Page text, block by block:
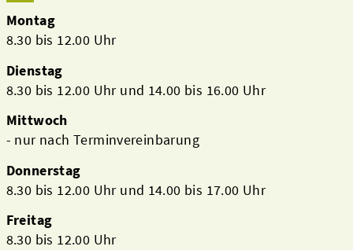
Montag
8.30 bis 12.00 Uhr
Dienstag
8.30 bis 12.00 Uhr und 14.00 bis 16.00 Uhr
Mittwoch
- nur nach Terminvereinbarung
Donnerstag
8.30 bis 12.00 Uhr und 14.00 bis 17.00 Uhr
Freitag
8.30 bis 12.00 Uhr